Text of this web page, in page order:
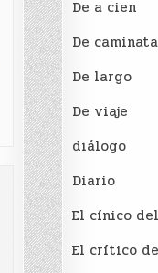
De a cien
De caminata
De largo
De viaje
diálogo
Diario
El cínico
El crí­tico